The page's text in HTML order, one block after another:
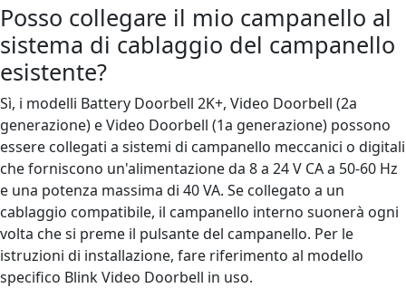
Posso collegare il mio campanello al
sistema di cablaggio del campanello
esistente?
Sì, i modelli Battery Doorbell 2K+, Video Doorbell (2a
generazione) e Video Doorbell (1a generazione) possono
essere collegati a sistemi di campanello meccanici o digitali
che forniscono un'alimentazione da 8 a 24 V CA a 50-60 Hz
e una potenza massima di 40 VA. Se collegato a un
cablaggio compatibile, il campanello interno suonerà ogni
volta che si preme il pulsante del campanello. Per le
istruzioni di installazione, fare riferimento al modello
specifico Blink Video Doorbell in uso.